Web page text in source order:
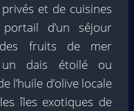
et de cuisines
d’un séjour
des fruits de mer
un dais étoilé ou
l’huile d’olive locale
îles exotiques de